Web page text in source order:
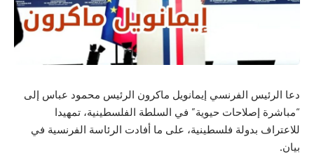
دعا الرئيس الفرنسي إيمانويل ماكرون الرئيس محمود عباس إلى
“مباشرة إصلاحات حيوية” في السلطة الفلسطينية، تمهيدا
للاعتراف بدولة فلسطينية، على ما أفادت الرئاسة الفرنسية في
بيان.